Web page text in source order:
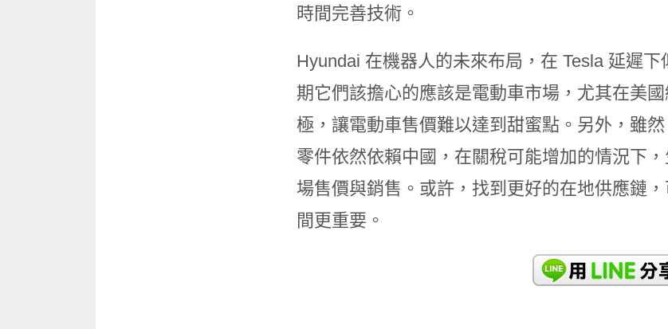
時間完善技術。
Hyundai 在機器人的未來布局，在 Tesla 延遲
期它們該擔心的應該是電動車市場，尤其在美
極，讓電動車售價難以達到甜蜜點。另外，雖
零件依然依賴中國，在關稅可能增加的情況下
場售價與銷售。或許，找到更好的在地供應鏈
間更重要。